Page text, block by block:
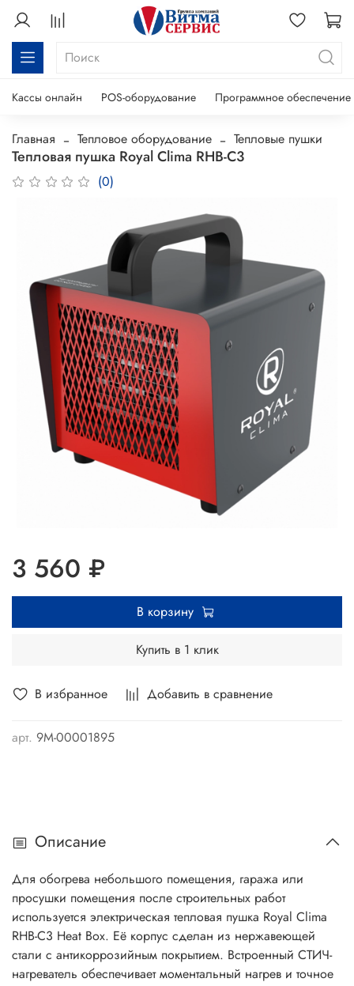
Кассы онлайн POS-оборудование Программное обеспечение
Главная Тепловое оборудование Тепловые пушки
Тепловая пушка Royal Clima RHB-C3
(0)
В избранное Добавить в сравнение
арт. 9М-00001895
3 560 ₽
В корзину
Купить в 1 клик
Описание
Для обогрева небольшого помещения, гаража или
просушки помещения после строительных работ
используется электрическая тепловая пушка Royal Clima
RHB-C3 Heat Box. Её корпус сделан из нержавеющей
стали с антикоррозийным покрытием. Встроенный СТИЧ-
нагреватель обеспечивает моментальный нагрев и точное